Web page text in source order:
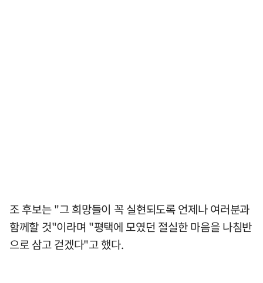
조 후보는 "그 희망들이 꼭 실현되도록 언제나 여러분과
함께할 것"이라며 "평택에 모였던 절실한 마음을 나침반
으로 삼고 걷겠다"고 했다.